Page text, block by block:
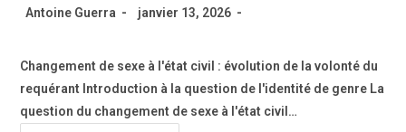
Antoine Guerra janvier 13, 2026
Changement de sexe à l'état civil : évolution de la volonté du
requérant Introduction à la question de l'identité de genre La
question du changement de sexe à l'état civil…